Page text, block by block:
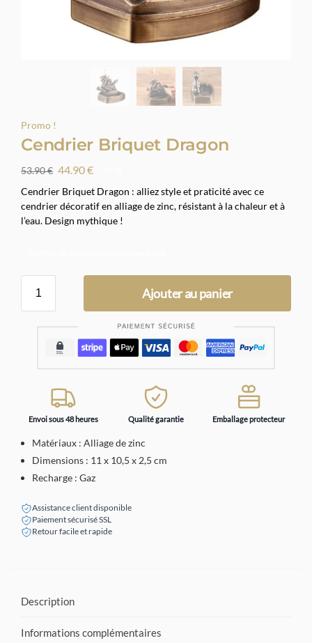
Promo !
Cendrier Briquet Dragon
53.90€ 44.90€
Cendrier Briquet Dragon : alliez style et praticité avec ce
cendrier décoratif en alliage de zinc, résistant à la chaleur et à
l’eau. Design mythique !
Ajouter au panier
Envoi sous 48 heures Qualité garantie Emballage protecteur
Matériaux : Alliage de zinc
Dimensions : 11 x 10,5 x 2,5 cm
Recharge : Gaz
Assistance client disponible
Paiement sécurisé SSL
Retour facile et rapide
Description
Informations complémentaires